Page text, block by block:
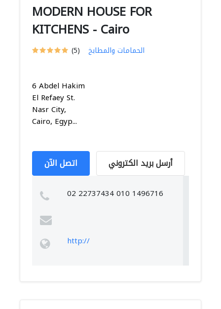
MODERN HOUSE FOR
KITCHENS - Cairo
(5) الحمامات والمطابخ
6 Abdel Hakim
El Refaey St.
Nasr City,
Cairo, Egyp...
اتصل الآن أرسل بريد الكتروني
02 22737434 010 1496716
http://